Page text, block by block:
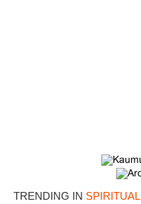
TRENDING IN SPIRITUAL